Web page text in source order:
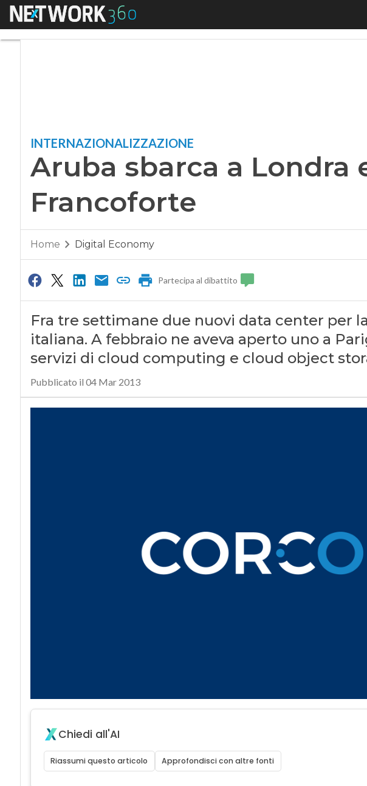
Menu
INTERNAZIONALIZZAZIONE
Aruba sbarca a Londra
Francoforte
Home Digital Economy
Partecipa al dibattito
Fra tre settimane due nuovi data center per
italiana. A febbraio ne aveva aperto uno a
servizi di cloud computing e cloud object
Pubblicato il 04 Mar 2013
Chiedi all'AI
Riassumi questo articolo Approfondisci con altre fonti